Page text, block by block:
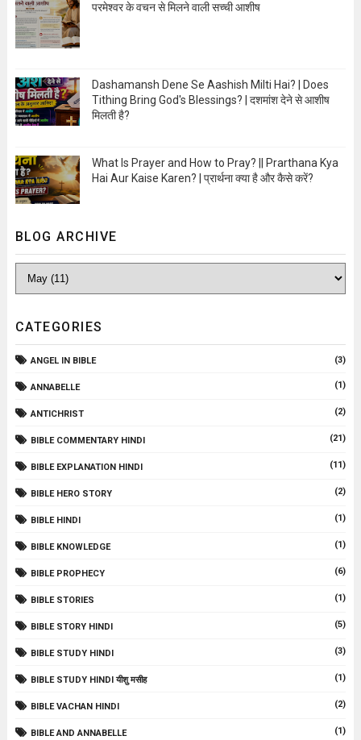
परमेश्वर के वचन से मिलने वाली सच्ची आशीष
Dashamansh Dene Se Aashish Milti Hai? | Does
Tithing Bring God's Blessings? | दशमांश देने से आशीष
मिलती है?
What Is Prayer and How to Pray? || Prarthana Kya
Hai Aur Kaise Karen? | प्रार्थना क्या है और कैसे करें?
BLOG ARCHIVE
CATEGORIES
ANGEL IN BIBLE (3)
ANNABELLE (1)
ANTICHRIST (2)
BIBLE COMMENTARY HINDI (21)
BIBLE EXPLANATION HINDI (11)
BIBLE HERO STORY (2)
BIBLE HINDI (1)
BIBLE KNOWLEDGE (1)
BIBLE PROPHECY (6)
BIBLE STORIES (1)
BIBLE STORY HINDI (5)
BIBLE STUDY HINDI (3)
BIBLE STUDY HINDI यीशु मसीह (1)
BIBLE VACHAN HINDI (2)
BIBLE AND ANNABELLE (1)